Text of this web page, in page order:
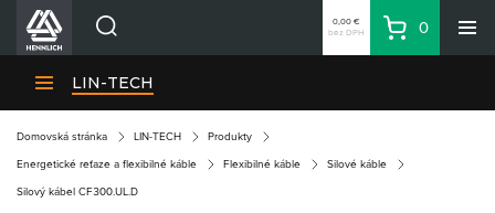
Divízie HENNLICH
Kariéra
0,00 €
bez DPH
Košík
0
LIN-TECH
Domovská stránka LIN-TECH Produkty
Energetické reťaze a flexibilné káble Flexibilné káble Silové káble
Silový kábel CF300.UL.D